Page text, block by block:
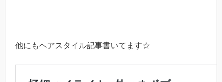
他にもヘアスタイル記事書いてます☆